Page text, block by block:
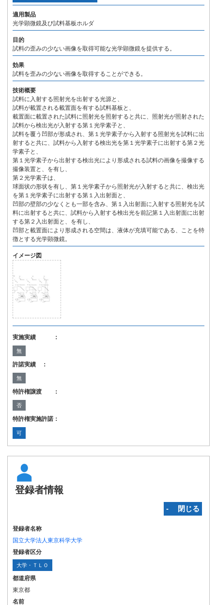
適用製品
光学顕微鏡及び試料基板ホルダ
目的
試料の歪みの少ない画像を取得可能な光学顕微鏡を提供する。
効果
試料を歪みの少ない画像を取得することができる。
技術概要
試料に入射する照射光を出射する光源と、
試料が載置される載置面を有する試料基板と、
載置面に載置された試料に照射光を照射すると共に、照射光が照射された
試料から検出光が入射する第１光学素子と、
試料を覆う凹部が形成され、第１光学素子から入射する照射光を試料に出
射すると共に、試料から入射する検出光を第１光学素子に出射する第２光
学素子と、
第１光学素子から出射する検出光により形成される試料の画像を撮像する
撮像装置と、を有し、
第２光学素子は、
球面状の形状を有し、第１光学素子から照射光が入射すると共に、検出光
を第１光学素子に出射する第１入出射面と、
凹部の壁部の少なくとも一部を含み、第１入出射面に入射する照射光を試
料に出射すると共に、試料から入射する検出光を前記第１入出射面に出射
する第２入出射面と、を有し、
凹部と載置面により形成される空間は、液体が充填可能である、ことを特
徴とする光学顕微鏡。
イメージ図
実施実績 ：
無
許諾実績 ：
無
特許権譲渡 ：
否
特許権実施許諾：
可
登録者情報
‐ 閉じる
登録者名称
国立大学法人東京科学大学
登録者区分
大学・ＴＬＯ
都道府県
東京都
名前